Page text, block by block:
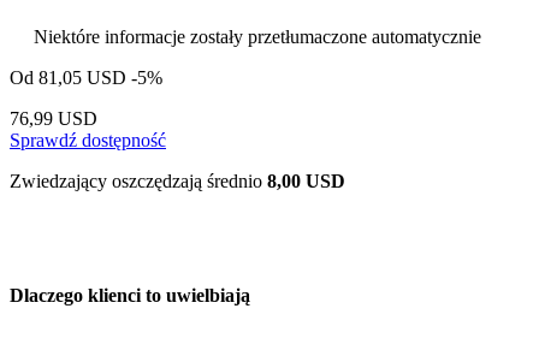
Niektóre informacje zostały przetłumaczone automatycznie
Od 81,05 USD -5%
76,99 USD
Sprawdź dostępność
Zwiedzający oszczędzają średnio 8,00 USD
Dlaczego klienci to uwielbiają